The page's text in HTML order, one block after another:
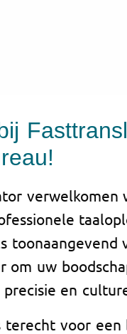
toonaangevend
om uw
en
terecht voor een